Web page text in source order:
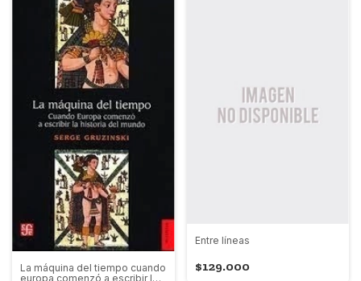
La máquina del tiempo cuando
europa comenzó a escribir la
Entre líneas
$129.000